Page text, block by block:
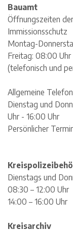
Bauamt
Öffnungszeiten
Immissionsschutz
Montag-
Freitag: 08:00 Uhr
(telefonisch und
Allgemeine
Dienstag und
Uhr - 16:00 Uhr
Persönlicher
Dienstags und
08:30 – 12:00 Uhr
14:00 – 16:00 Uhr
Kreisarchiv